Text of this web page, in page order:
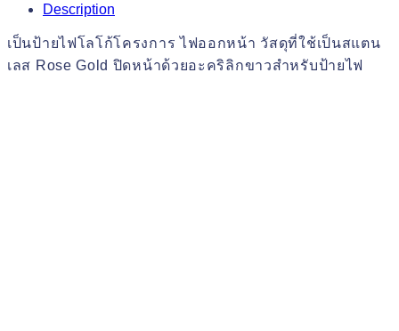
Description
เป็นป้ายไฟโลโก้โครงการ ไฟออกหน้า วัสดุที่ใช้เป็นสแตน
เลส Rose Gold ปิดหน้าด้วยอะคริลิกขาวสำหรับป้ายไฟ